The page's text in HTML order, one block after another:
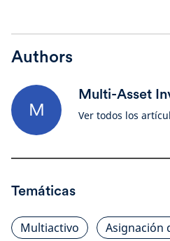
Authors
M
Multi-Asset
Ver todos los
Temáticas
Multiactivo
Asignación